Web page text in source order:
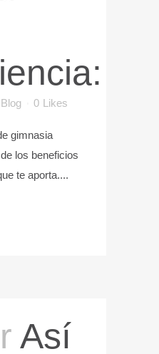
Blog 0 Likes
gimnasia
los beneficios
te aporta....
Así